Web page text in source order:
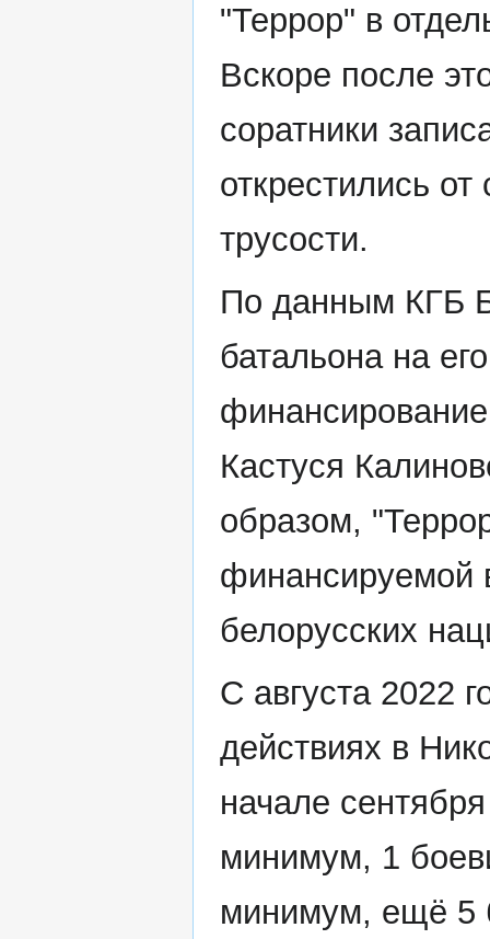
"Террор" в
Вскоре после
соратники
открестились
трусости.
По данным КГБ
батальона на
Кастуся
образом,
финансируемой
белорусских
С августа 2022
действиях в
начале
минимум, 1
минимум, ещё 5